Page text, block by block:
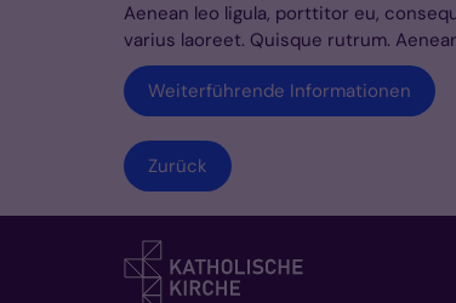
Aenean leo ligula, porttitor eu,
varius laoreet. Quisque rutrum.
Weiterführende Informationen
Zurück